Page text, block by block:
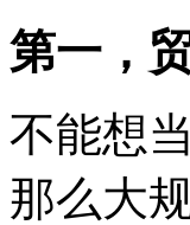
第一，
不能想
那么大